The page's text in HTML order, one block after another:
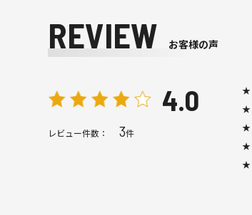
REVIEW お客様の声
4.0
レビュー件数： 3件
★
★
★
★
★